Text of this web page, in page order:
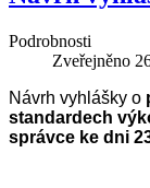
Podrobnosti
Zveřejněno
Návrh vyhlášky o
standardech
správce ke dni